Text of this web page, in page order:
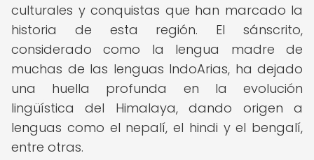
culturales y conquistas que han marcado la
historia de esta región. El sánscrito,
considerado como la lengua madre de
muchas de las lenguas IndoArias, ha dejado
una huella profunda en la evolución
lingüística del Himalaya, dando origen a
lenguas como el nepalí, el hindi y el bengalí,
entre otras.